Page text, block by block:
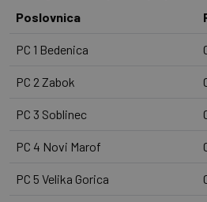
Poslovnica
PC 1 Bedenica
PC 2 Zabok
PC 3 Soblinec
PC 4 Novi Marof
PC 5 Velika Gorica